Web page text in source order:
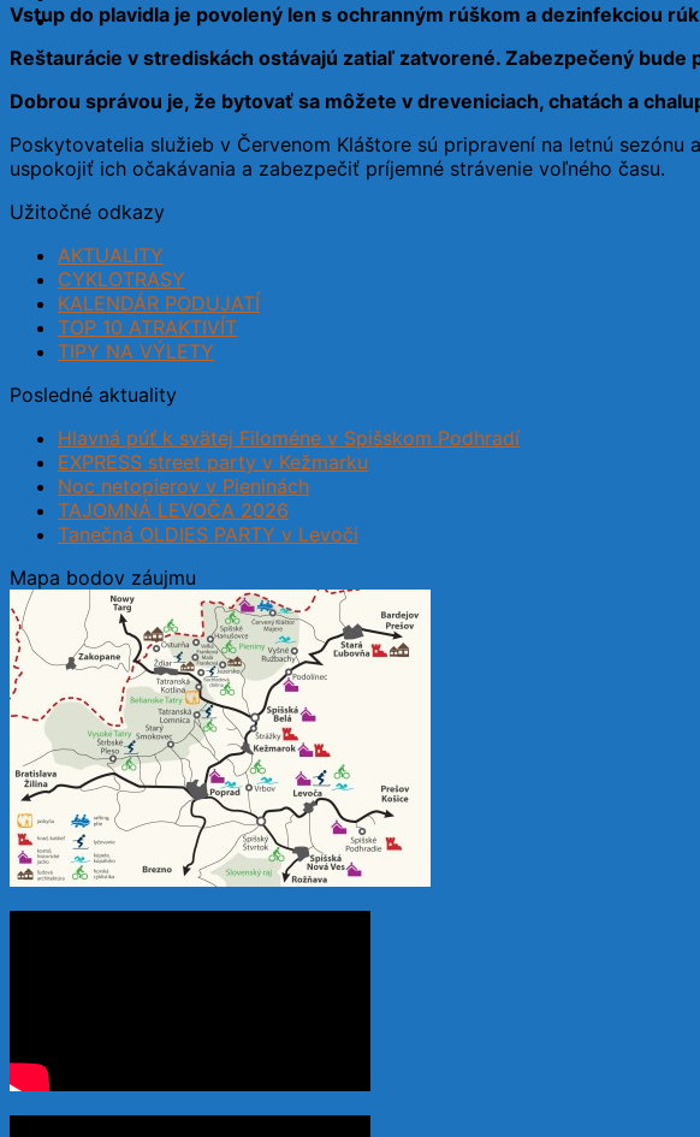
Vstup do plavidla je povolený len s ochranným rúškom a dezinfekciou
Reštaurácie v strediskách ostávajú zatiaľ zatvorené. Zabezpečený
Dobrou správou je, že bytovať sa môžete v dreveniciach, chatách a
Poskytovatelia služieb v Červenom Kláštore sú pripravení na letnú
uspokojiť ich očakávania a zabezpečiť príjemné strávenie voľného času.
Užitočné odkazy
AKTUALITY
CYKLOTRASY
KALENDÁR PODUJATÍ
TOP 10 ATRAKTIVÍT
TIPY NA VÝLETY
Posledné aktuality
Hlavná púť k svätej Filoméne v Spišskom Podhradí
EXPRESS street party v Kežmarku
Noc netopierov v Pieninách
TAJOMNÁ LEVOČA 2026
Tanečná OLDIES PARTY v Levoči
Mapa bodov záujmu